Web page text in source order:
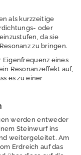
als kurzzeitige
oder
da sie
zu bringen.
Eigenfrequenz eines
Resonanzeffekt auf,
es zu einer
werden entweder
Steinwurf ins
weitergeleitet. Am
Erdreich auf das